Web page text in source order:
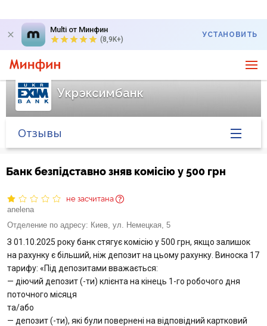
Multi от Минфин
(8,9K+)
УСТАНОВИТЬ
Укрэксимбанк
Банк в новостях
Курс валют в банке
Вопросы банку
Отзывы
Отзывы
Депозиты юр. лиц
Банк безпідставно зняв комісію у 500 грн
не засчитана
anelena
Отделение по адресу: Киев, ул. Немецкая, 5
З 01.10.2025 року банк стягує комісію у 500 грн, якщо залишок
на рахунку є більший, ніж депозит на цьому рахунку. Виноска 17
тарифу: «Під депозитами вважається:
— діючий депозит (-ти) клієнта на кінець 1-го робочого дня
поточного місяця
та/або
— депозит (-ти), які були повернені на відповідний картковий